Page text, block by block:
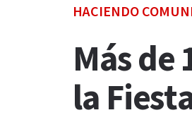
HACIENDO
Más
la